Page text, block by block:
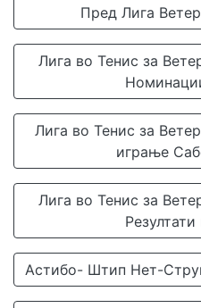
Пред Лига
Лига во Тенис за
Лига во Тенис за
играње
Лига во Тенис за
Астибо- Штип Нет-